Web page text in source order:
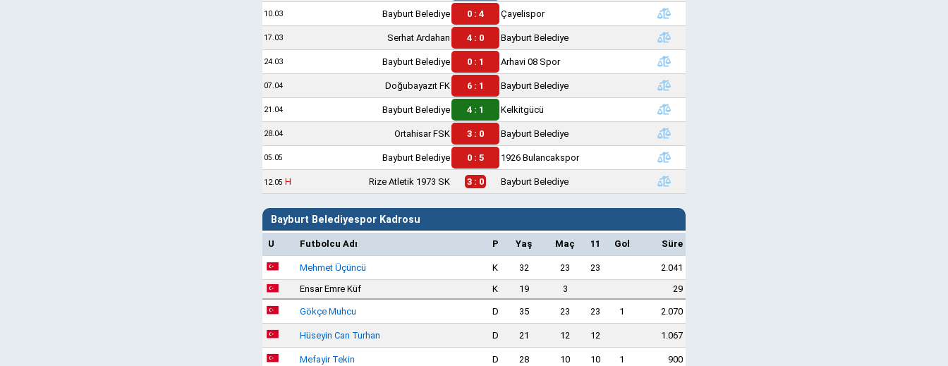
10.03 Bayburt Belediye 0 : 4 Çayelispor
17.03 Serhat Ardahan 4 : 0 Bayburt Belediye
24.03 Bayburt Belediye 0 : 1 Arhavi 08 Spor
07.04 Doğubayazıt FK 6 : 1 Bayburt Belediye
21.04 Bayburt Belediye 4 : 1 Kelkitgücü
28.04 Ortahisar FSK 3 : 0 Bayburt Belediye
05.05 Bayburt Belediye 0 : 5 1926 Bulancakspor
12.05 H Rize Atletik 1973 SK 3 : 0 Bayburt Belediye
Bayburt Belediyespor Kadrosu
U Futbolcu Adı P Yaş Maç 11 Gol Süre
Mehmet Üçüncü K 32 23 23
2.041
Ensar Emre Küf
K 19 3 29
Gökçe Muhcu D 35 23 23 1 2.070
Hüseyin Can Turhan D 21 12 12 1.067
Mefayir Tekin D 28 10 10 1 900